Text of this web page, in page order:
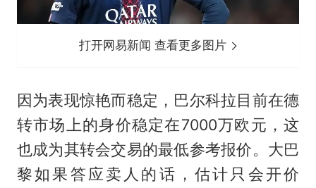
打开网易新闻 查看更多图片
因为表现惊艳而稳定，巴尔科拉目前在德
转市场上的身价稳定在7000万欧元，这
也成为其转会交易的最低参考报价。大巴
黎如果答应卖人的话，估计只会开价